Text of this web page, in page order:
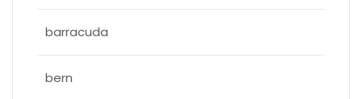
barracuda
bern